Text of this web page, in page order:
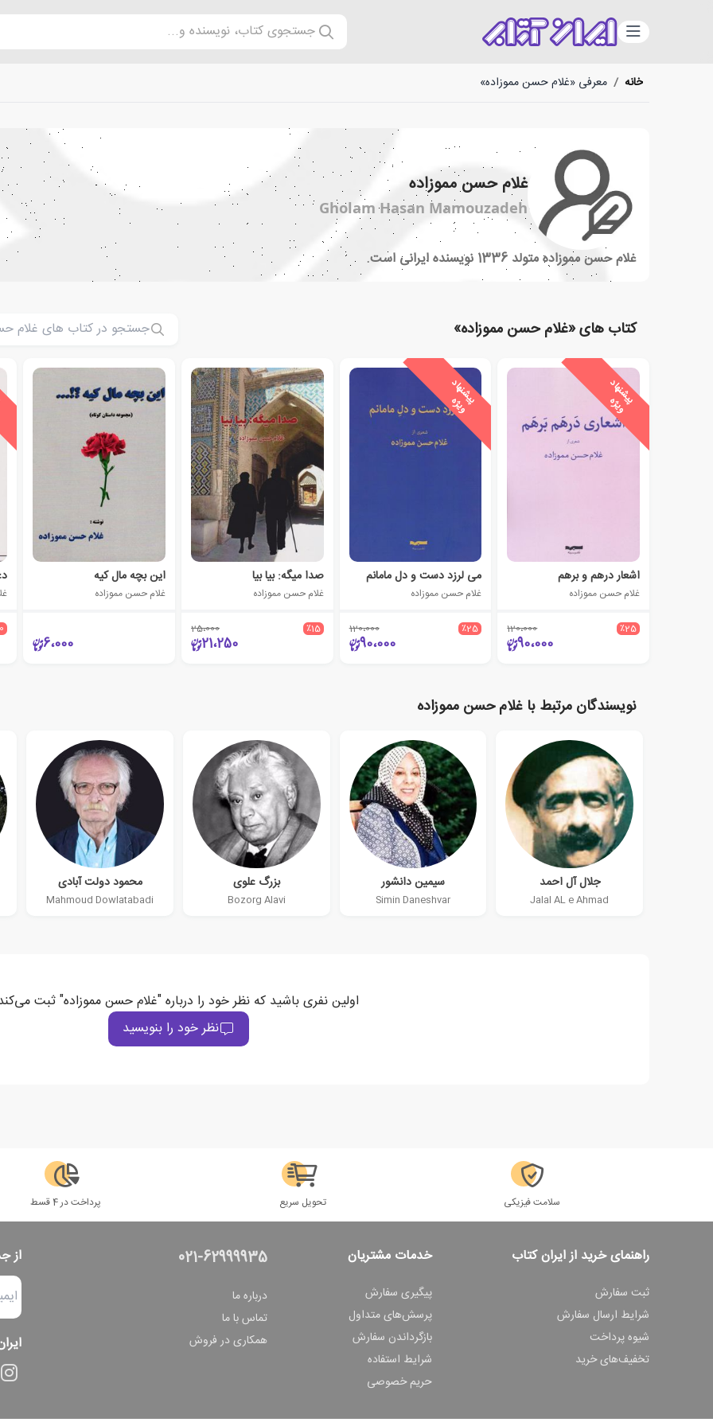
دسته‌بندی جستجوی کتاب، نویسنده و...
خانه / معرفی «غلام حسن مموزاده»
غلام حسن مموزاده
Gholam Hasan Mamouzadeh
غلام حسن مموزاده متولد 1336 نویسنده ایرانی است.
کتاب های «غلام حسن مموزاده»
پ
ی
ش
ن
ه
ا
د
و
ی
ژ
ه
اشعار درهم و برهم
غلام حسن مموزاده
٪25 120،000
90،000
پ
ی
ش
ن
ه
ا
د
و
ی
ژ
ه
می لرزد دست و دل مامانم
غلام حسن مموزاده
٪25 120،000
90،000
صدا میگه: بیا بیا
غلام حسن مموزاده
٪15 25،000
21،250
این بچه مال کیه
غلام حسن مموزاده
6،000
نویسندگان مرتبط با غلام حسن مموزاده
جلال آل احمد
Jalal AL e Ahmad
سیمین دانشور
Simin Daneshvar
بزرگ علوی
Bozorg Alavi
محمود دولت آبادی
Mahmoud Dowlatabadi
اولین نفری باشید که نظر خود را درباره "غلام حسن مموزاده" ثبت
نظر خود را بنویسید
سلامت فیزیکی تحویل سریع پرداخت در 4 قسط
راهنمای خرید از ایران کتاب
ثبت سفارش
شرایط ارسال سفارش
شیوه پرداخت
تخفیف‌های خرید
خدمات مشتریان
پیگیری سفارش
پرسش‌های متداول
بازگرداندن سفارش
شرایط استفاده
حریم خصوصی
021-62999935
درباره ما
تماس با ما
همکاری در فروش
از